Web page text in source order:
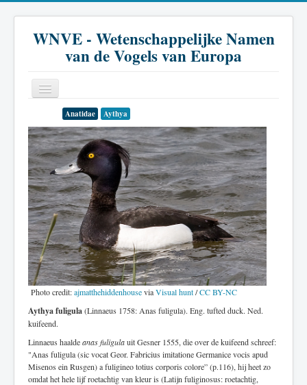
WNVE - Wetenschappelijke Namen
van de Vogels van Europa
Inleiding
Soort
Genus
Familie
Historie
Literatuur
Anatidae Aythya
Photo credit:ajmatthehiddenhouseviaVisual hunt/CC BY-NC
Aythya fuligula(Linnaeus 1758: Anas fuligula). Eng. tufted duck. Ned.
kuifeend.
Linnaeus haaldeanas fuligulauit Gesner 1555, die over de kuifeend schreef:
"Anas fuligula (sic vocat Geor. Fabricius imitatione Germanice vocis apud
Misenos ein Rusgen) a fuligineo totius corporis colore” (p.116), hij heet zo
omdat het hele lijf roetachtig van kleur is (Latijn fuliginosus: roetachtig,